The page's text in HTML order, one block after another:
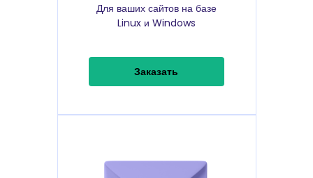
Для ваших сайтов на базе
Linux и Windows
Заказать